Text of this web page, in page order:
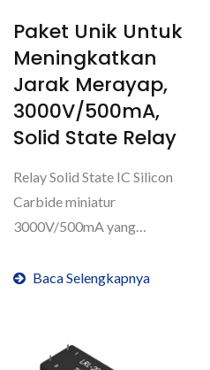
Paket Unik Untuk
Meningkatkan
Jarak Merayap,
3000V/500mA,
Solid State Relay
Relay Solid State IC Silicon
Carbide miniatur
3000V/500mA yang
secara...
Baca Selengkapnya